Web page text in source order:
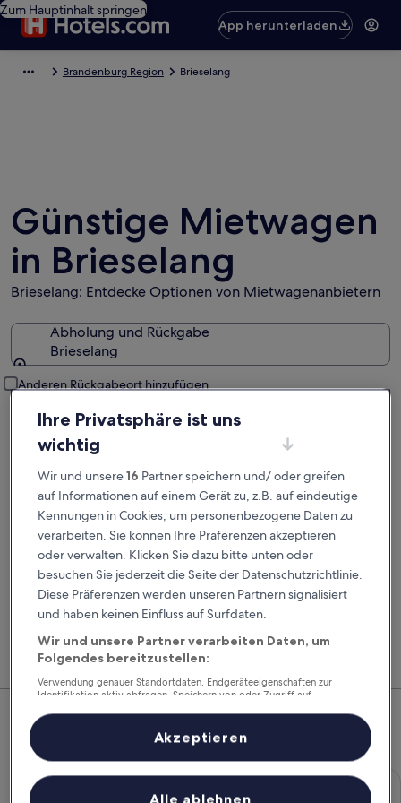
Zum Hauptinhalt springen
App herunterladen
Brandenburg Region Brieselang
Günstige Mietwagen
in Brieselang
Brieselang: Entdecke Optionen von Mietwagenanbietern
Abholung und Rückgabe
Brieselang
Anderen Rückgabeort hinzufügen
Abholdatum
20. Aug.
Rückgabezeit
Ich habe einen Rabattcode
Suchen
und Mietwagen zusammen, um noch mehr zu
sparen.
Top-Mietwagenangebote –
Brieselang
Economy
Economy Chevrolet Spark
Ihre Privatsphäre ist uns
wichtig
Wir und unsere16 Partner speichern und/ oder greifen
auf Informationen auf einem Gerät zu, z.B. auf eindeutige
Kennungen in Cookies, um personenbezogene Daten zu
verarbeiten. Sie können Ihre Präferenzen akzeptieren
oder verwalten. Klicken Sie dazu bitte unten oder
besuchen Sie jederzeit die Seite der Datenschutzrichtlinie.
Diese Präferenzen werden unseren Partnern signalisiert
und haben keinen Einfluss auf Surfdaten.
Wir und unsere Partner verarbeiten Daten, um
Folgendes bereitzustellen:
Verwendung genauer Standortdaten. Endgeräteeigenschaften zur
Identifikation aktiv abfragen. Speichern von oder Zugriff auf
Inhalte, Messung von Werbeleistung und der Performance von Inhalten,
Zielgruppenforschung sowie Entwicklung und Verbesserung von
Liste der Partner (Lieferanten)
Alle ablehnen
Akzeptieren